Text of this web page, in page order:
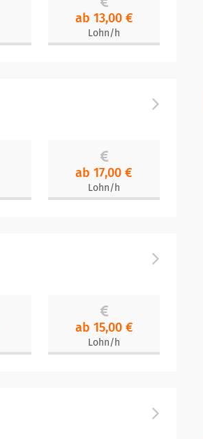
ab 13,00 €
Lohn/h
ab 17,00 €
Lohn/h
ab 15,00 €
Lohn/h